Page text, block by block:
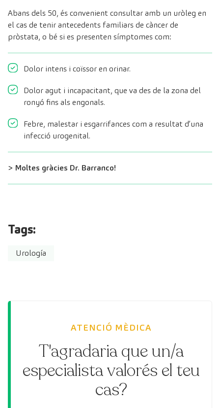
Abans dels 50, és convenient consultar amb un uròleg en
el cas de tenir antecedents familiars de càncer de
pròstata, o bé si es presenten símptomes com:
Dolor intens i coïssor en orinar.
Dolor agut i incapacitant, que va des de la zona del
ronyó fins als engonals.
Febre, malestar i esgarrifances com a resultat d’una
infecció urogenital.
> Moltes gràcies Dr. Barranco!
Tags:
Urología
ATENCIÓ MÈDICA
T'agradaria que un/a
especialista valorés el teu
cas?